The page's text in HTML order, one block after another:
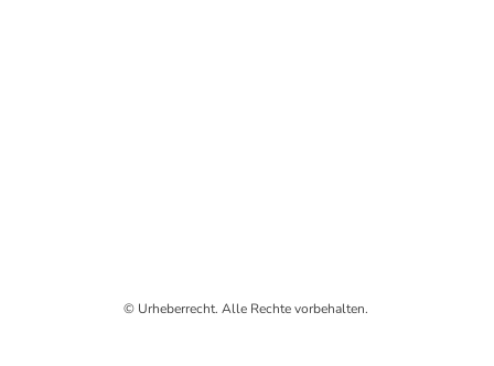
© Urheberrecht. Alle Rechte vorbehalten.